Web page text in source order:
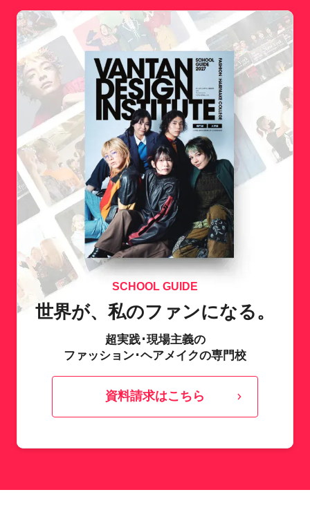
SCHOOL GUIDE
世界が、私のファンになる。
超実践･現場主義の
ファッション･ヘアメイクの専門校
資料請求はこちら